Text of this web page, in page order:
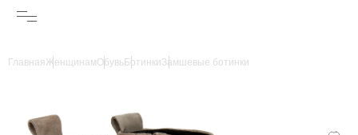
ГлавнаяЖенщинамОбувьБотинкиЗамшевые ботинки